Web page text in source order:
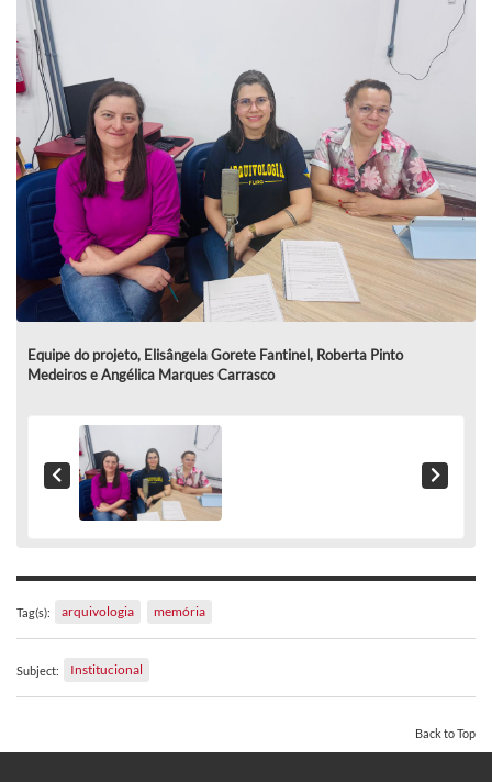
Equipe do projeto, Elisângela Gorete Fantinel, Roberta Pinto
Medeiros e Angélica Marques Carrasco
Tag(s): arquivologia memória
Subject: Institucional
Back to Top